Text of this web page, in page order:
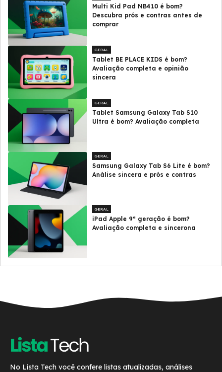
Multi Kid Pad NB410 é bom?
Descubra prós e contras antes de
comprar
GERAL
Tablet BE PLACE KIDS é bom?
Avaliação completa e opinião
sincera
GERAL
Tablet Samsung Galaxy Tab S10
Ultra é bom? Avaliação completa
GERAL
Samsung Galaxy Tab S6 Lite é bom?
Análise sincera e prós e contras
GERAL
iPad Apple 9ª geração é bom?
Avaliação completa e sincerona
No Lista Tech você confere listas atualizadas, análises